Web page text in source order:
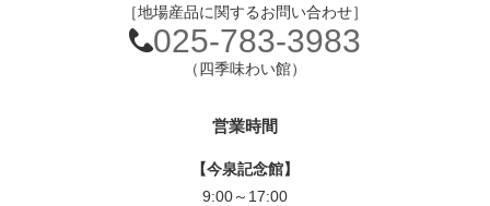
［地場産品に関するお問い合わせ］
025-783-3983
（四季味わい館）
営業時間
【今泉記念館】
9:00～17:00